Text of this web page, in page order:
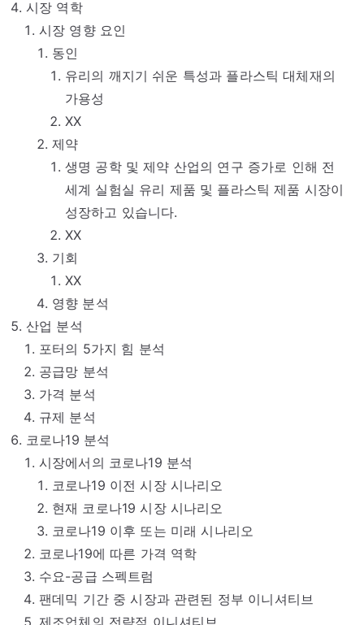
시장 역학
시장 영향 요인
동인
유리의 깨지기 쉬운 특성과 플라스틱 대체재의
가용성
XX
제약
생명 공학 및 제약 산업의 연구 증가로 인해 전
세계 실험실 유리 제품 및 플라스틱 제품 시장이
성장하고 있습니다.
XX
기회
XX
영향 분석
산업 분석
포터의 5가지 힘 분석
공급망 분석
가격 분석
규제 분석
코로나19 분석
시장에서의 코로나19 분석
코로나19 이전 시장 시나리오
현재 코로나19 시장 시나리오
코로나19 이후 또는 미래 시나리오
코로나19에 따른 가격 역학
수요-공급 스펙트럼
팬데믹 기간 중 시장과 관련된 정부 이니셔티브